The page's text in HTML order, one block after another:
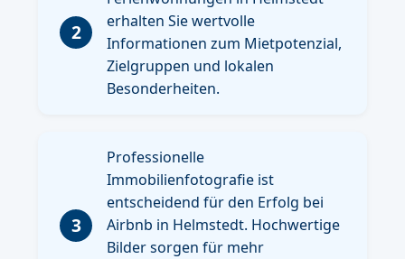
2
erhalten Sie wertvolle
Informationen zum Mietpotenzial,
Zielgruppen und lokalen
Besonderheiten.
3
Professionelle
Immobilienfotografie ist
entscheidend für den Erfolg bei
Airbnb in Helmstedt. Hochwertige
Bilder sorgen für mehr